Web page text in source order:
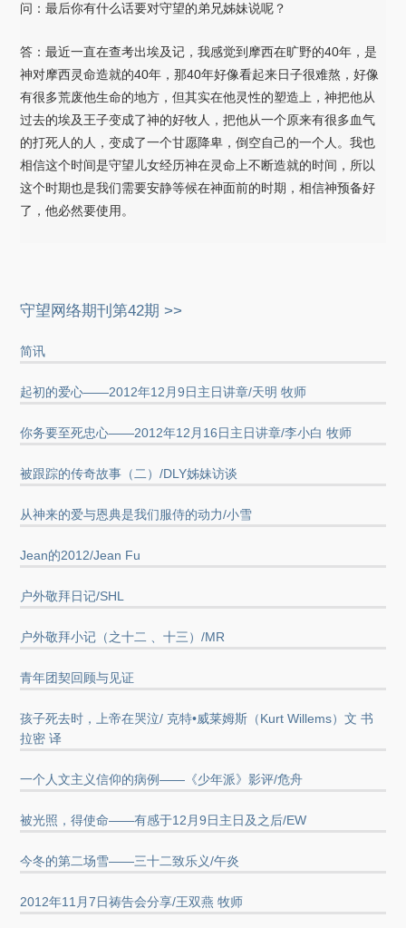
问：最后你有什么话要对守望的弟兄姊妹说呢？
答：最近一直在查考出埃及记，我感觉到摩西在旷野的40年，是
神对摩西灵命造就的40年，那40年好像看起来日子很难熬，好像
有很多荒废他生命的地方，但其实在他灵性的塑造上，神把他从
过去的埃及王子变成了神的好牧人，把他从一个原来有很多血气
的打死人的人，变成了一个甘愿降卑，倒空自己的一个人。我也
相信这个时间是守望儿女经历神在灵命上不断造就的时间，所以
这个时期也是我们需要安静等候在神面前的时期，相信神预备好
了，他必然要使用。
守望网络期刊第42期 >>
简讯
起初的爱心——2012年12月9日主日讲章/天明 牧师
你务要至死忠心——2012年12月16日主日讲章/李小白 牧师
被跟踪的传奇故事（二）/DLY姊妹访谈
从神来的爱与恩典是我们服侍的动力/小雪
Jean的2012/Jean Fu
户外敬拜日记/SHL
户外敬拜小记（之十二 、十三）/MR
青年团契回顾与见证
孩子死去时，上帝在哭泣/ 克特•威莱姆斯（Kurt Willems）文 书
拉密 译
一个人文主义信仰的病例——《少年派》影评/危舟
被光照，得使命——有感于12月9日主日及之后/EW
今冬的第二场雪——三十二致乐义/午炎
2012年11月7日祷告会分享/王双燕 牧师